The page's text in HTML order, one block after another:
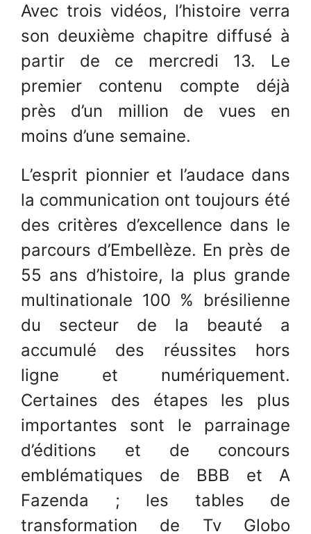
Avec trois vidéos, l’histoire verra
son deuxième chapitre diffusé à
partir de ce mercredi 13. Le
premier contenu compte déjà
près d’un million de vues en
moins d’une semaine.
L’esprit pionnier et l’audace dans
la communication ont toujours été
des critères d’excellence dans le
parcours d’Embellèze. En près de
55 ans d’histoire, la plus grande
multinationale 100 % brésilienne
du secteur de la beauté a
accumulé des réussites hors
ligne et numériquement.
Certaines des étapes les plus
importantes sont le parrainage
d’éditions et de concours
emblématiques de BBB et A
Fazenda ; les tables de
transformation de Tv Globo